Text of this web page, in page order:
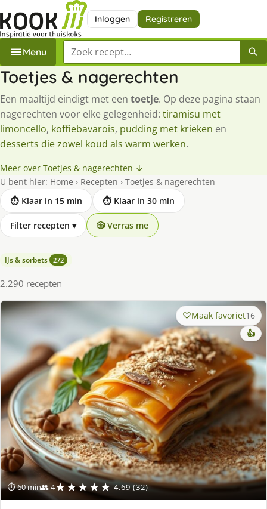
Inloggen Registreren
Menu Zoek een recept
Toetjes & nagerechten
Een maaltijd eindigt met een toetje. Op deze pagina staan
nagerechten voor elke gelegenheid: tiramisu met
limoncello, koffiebavarois, pudding met krieken en
desserts die zowel koud als warm werken.
Meer over Toetjes & nagerechten ↓
U bent hier: Home › Recepten › Toetjes & nagerechten
⏱ Klaar in 15 min
⏱ Klaar in 30 min
Filter recepten ▾ 🎲 Verras me
IJs & sorbets 272
2.290 recepten
⏱ 60 min👥 4★★★★★ 4.69 (32)
Maak favoriet16
👍